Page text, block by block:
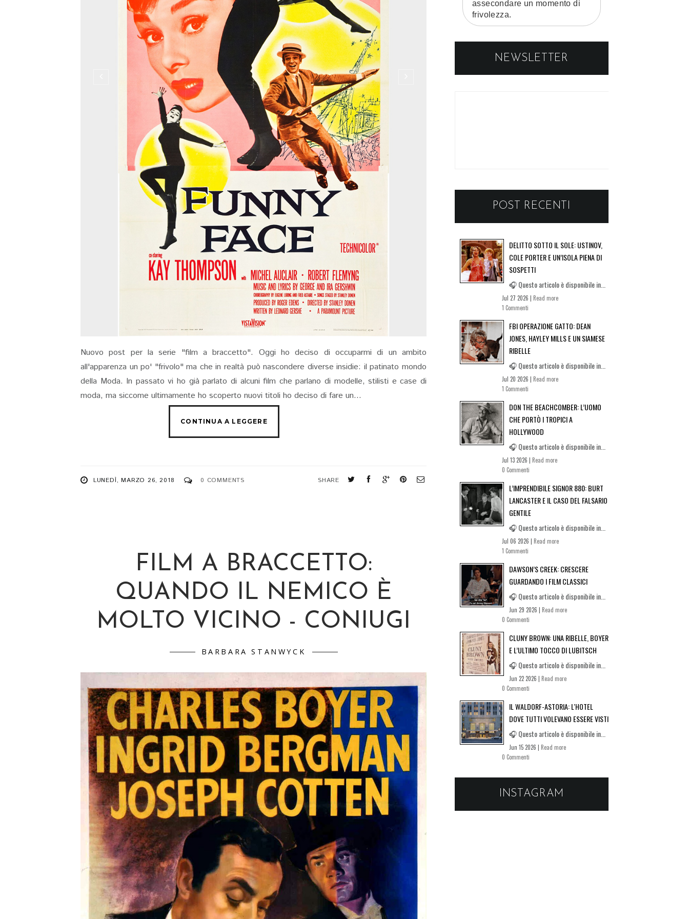
Nuovo post per la serie "film a braccetto". Oggi ho deciso di occuparmi di un ambito
all'apparenza un po' "frivolo" ma che in realtà può nascondere diverse insidie: il patinato mondo
della Moda. In passato vi ho già parlato di alcuni film che parlano di modelle, stilisti e case di
moda, ma siccome ultimamente ho scoperto nuovi titoli ho deciso di fare un...
LUNEDÌ, MARZO 26, 2018 0 COMMENTS SHARE
FILM A BRACCETTO:
QUANDO IL NEMICO È
MOLTO VICINO - CONIUGI
BARBARA STANWYCK
assecondare un momento di
frivolezza.
NEWSLETTER
POST RECENTI
DELITTO SOTTO IL SOLE: USTINOV,
COLE PORTER E UN’ISOLA PIENA DI
SOSPETTI
🎧 Questo articolo è disponibile in...
Jul 27 2026 | Read more
1 Commenti
FBI OPERAZIONE GATTO: DEAN
JONES, HAYLEY MILLS E UN SIAMESE
RIBELLE
🎧 Questo articolo è disponibile in...
Jul 20 2026 | Read more
1 Commenti
DON THE BEACHCOMBER: L’UOMO
CHE PORTÒ I TROPICI A
HOLLYWOOD
🎧 Questo articolo è disponibile in...
Jul 13 2026 | Read more
0 Commenti
L’IMPRENDIBILE SIGNOR 880: BURT
LANCASTER E IL CASO DEL FALSARIO
GENTILE
🎧 Questo articolo è disponibile in...
Jul 06 2026 | Read more
1 Commenti
DAWSON’S CREEK: CRESCERE
GUARDANDO I FILM CLASSICI
🎧 Questo articolo è disponibile in...
Jun 29 2026 | Read more
0 Commenti
CLUNY BROWN: UNA RIBELLE, BOYER
E L’ULTIMO TOCCO DI LUBITSCH
🎧 Questo articolo è disponibile in...
Jun 22 2026 | Read more
0 Commenti
IL WALDORF-ASTORIA: L'HOTEL
DOVE TUTTI VOLEVANO ESSERE VISTI
🎧 Questo articolo è disponibile in...
Jun 15 2026 | Read more
0 Commenti
INSTAGRAM